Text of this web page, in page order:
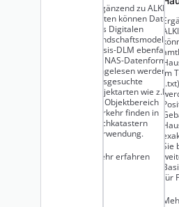
Ergänzend zu ALKIS-
Daten können Daten
des Digitalen
Landschaftsmodelles
Basis-DLM ebenfalls
im NAS-Datenformat
eingelesen werden.
Ausgesuchte
Objektarten wie z.B.
im Objektbereich
Verkehr finden in
Fachkatastern
Verwendung.
Mehr erfahren
im
Sie
für